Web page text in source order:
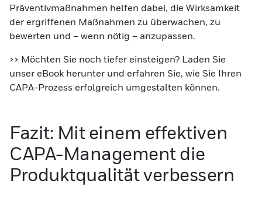
Präventivmaßnahmen helfen dabei, die Wirksamkeit
der ergriffenen Maßnahmen zu überwachen, zu
bewerten und – wenn nötig – anzupassen.
>> Möchten Sie noch tiefer einsteigen? Laden Sie
unser eBook herunter und erfahren Sie, wie Sie Ihren
CAPA-Prozess erfolgreich umgestalten können.
Fazit: Mit einem effektiven
CAPA-Management die
Produktqualität verbessern